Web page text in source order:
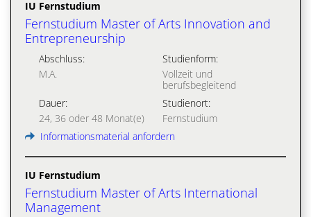
IU Fernstudium
Fernstudium Master of Arts Innovation and
Entrepreneurship
Abschluss:
M.A.
Studienform:
Vollzeit und
berufsbegleitend
Dauer:
24, 36 oder 48 Monat(e)
Studienort:
Fernstudium
Informationsmaterial anfordern
IU Fernstudium
Fernstudium Master of Arts International
Management